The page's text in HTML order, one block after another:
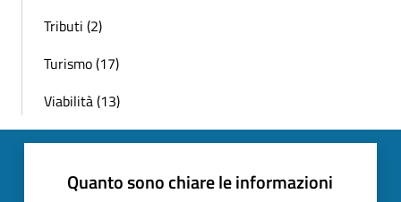
Tributi (2)
Turismo (17)
Viabilità (13)
Quanto sono chiare le informazioni